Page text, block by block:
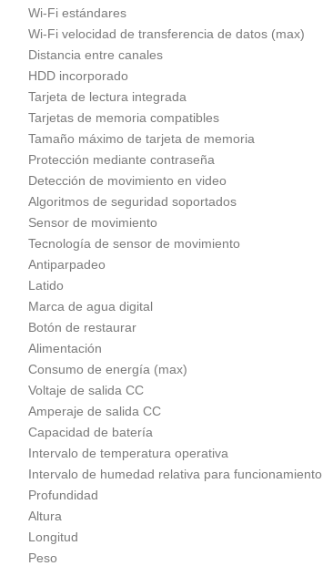
Wi-Fi estándares
Wi-Fi velocidad de transferencia de datos (max)
Distancia entre canales
HDD incorporado
Tarjeta de lectura integrada
Tarjetas de memoria compatibles
Tamaño máximo de tarjeta de memoria
Protección mediante contraseña
Detección de movimiento en video
Algoritmos de seguridad soportados
Sensor de movimiento
Tecnología de sensor de movimiento
Antiparpadeo
Latido
Marca de agua digital
Botón de restaurar
Alimentación
Consumo de energía (max)
Voltaje de salida CC
Amperaje de salida CC
Capacidad de batería
Intervalo de temperatura operativa
Intervalo de humedad relativa para funcionamiento
Profundidad
Altura
Longitud
Peso